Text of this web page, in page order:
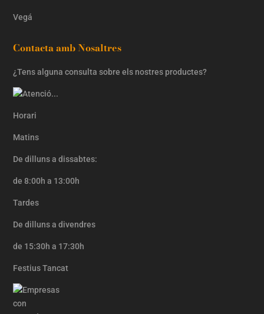
Vegá
Contacta amb Nosaltres
¿Tens alguna consulta sobre els nostres productes?
Horari
Matins
De dilluns a dissabtes:
de 8:00h a 13:00h
Tardes
De dilluns a divendres
de 15:30h a 17:30h
Festius Tancat